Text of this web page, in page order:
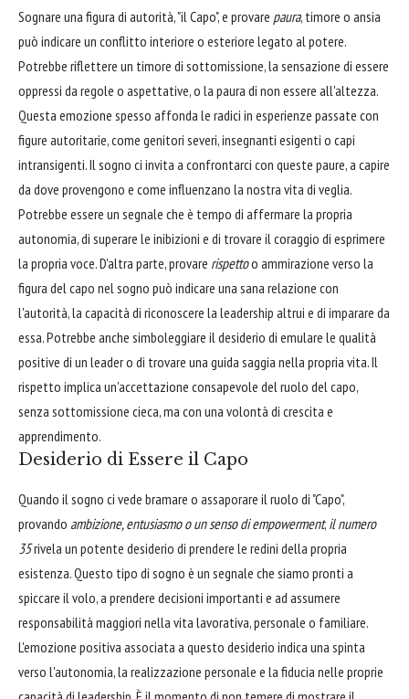
Sognare una figura di autorità, "il Capo", e provare paura, timore o ansia
può indicare un conflitto interiore o esteriore legato al potere.
Potrebbe riflettere un timore di sottomissione, la sensazione di essere
oppressi da regole o aspettative, o la paura di non essere all'altezza.
Questa emozione spesso affonda le radici in esperienze passate con
figure autoritarie, come genitori severi, insegnanti esigenti o capi
intransigenti. Il sogno ci invita a confrontarci con queste paure, a capire
da dove provengono e come influenzano la nostra vita di veglia.
Potrebbe essere un segnale che è tempo di affermare la propria
autonomia, di superare le inibizioni e di trovare il coraggio di esprimere
la propria voce. D'altra parte, provare rispettoo ammirazione verso la
figura del capo nel sogno può indicare una sana relazione con
l'autorità, la capacità di riconoscere la leadership altrui e di imparare da
essa. Potrebbe anche simboleggiare il desiderio di emulare le qualità
positive di un leader o di trovare una guida saggia nella propria vita. Il
rispetto implica un'accettazione consapevole del ruolo del capo,
senza sottomissione cieca, ma con una volontà di crescita e
apprendimento.
Desiderio di Essere il Capo
Quando il sogno ci vede bramare o assaporare il ruolo di "Capo",
provando ambizione, entusiasmo o un senso di empowerment, il numero
35rivela un potente desiderio di prendere le redini della propria
esistenza. Questo tipo di sogno è un segnale che siamo pronti a
spiccare il volo, a prendere decisioni importanti e ad assumere
responsabilità maggiori nella vita lavorativa, personale o familiare.
L'emozione positiva associata a questo desiderio indica una spinta
verso l'autonomia, la realizzazione personale e la fiducia nelle proprie